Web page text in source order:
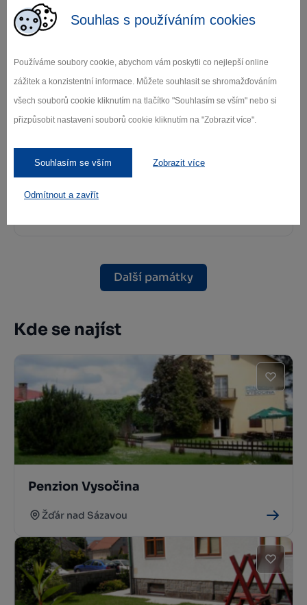
Souhlas s používáním cookies
Používáme soubory cookie, abychom vám poskytli co nejlepší online
zážitek a konzistentní informace. Můžete souhlasit se shromažďováním
všech souborů cookie kliknutím na tlačítko "Souhlasím se vším" nebo si
přizpůsobit nastavení souborů cookie kliknutím na "Zobrazit více".
Souhlasím se vším Zobrazit více
Odmítnout a zavřít
na Zelené hoře (UNESCO)
Žďár nad Sázavou
Další památky
Kde se najíst
Penzion Vysočina
Žďár nad Sázavou